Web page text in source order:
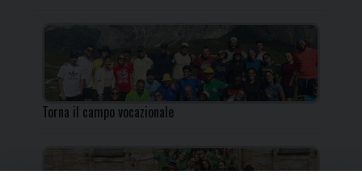
Torna il campo vocazionale